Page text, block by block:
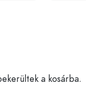
a kosárba.